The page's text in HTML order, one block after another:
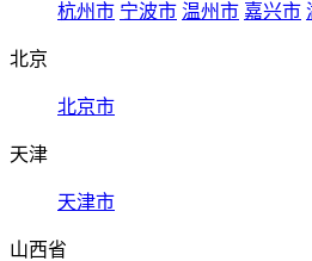
杭州市 宁波市 温州市 嘉兴市
北京
北京市
天津
天津市
山西省